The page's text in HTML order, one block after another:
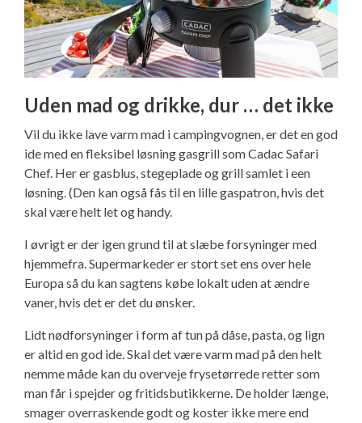
Uden mad og drikke, dur … det ikke
Vil du ikke lave varm mad i campingvognen, er det en god
ide med en fleksibel løsning gasgrill som Cadac Safari
Chef. Her er gasblus, stegeplade og grill samlet i een
løsning. (Den kan også fås til en lille gaspatron, hvis det
skal være helt let og handy.
I øvrigt er der igen grund til at slæbe forsyninger med
hjemmefra. Supermarkeder er stort set ens over hele
Europa så du kan sagtens købe lokalt uden at ændre
vaner, hvis det er det du ønsker.
Lidt nødforsyninger i form af tun på dåse, pasta, og lign
er altid en god ide. Skal det være varm mad på den helt
nemme måde kan du overveje frysetørrede retter som
man får i spejder og fritidsbutikkerne. De holder længe,
smager overraskende godt og koster ikke mere end